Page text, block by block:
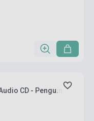
CD - Penguin